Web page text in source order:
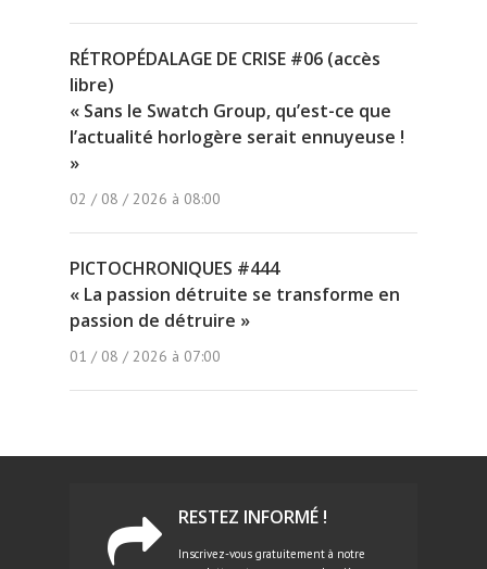
RÉTROPÉDALAGE DE CRISE #06 (accès
libre)
« Sans le Swatch Group, qu’est-ce que
l’actualité horlogère serait ennuyeuse !
»
02 / 08 / 2026 à 08:00
PICTOCHRONIQUES #444
« La passion détruite se transforme en
passion de détruire »
01 / 08 / 2026 à 07:00
RESTEZ INFORMÉ !
Inscrivez-vous gratuitement à notre